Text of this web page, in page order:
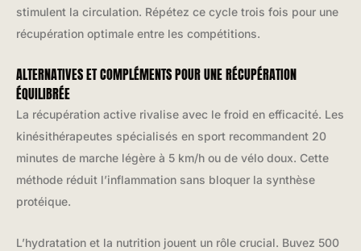
stimulent la circulation. Répétez ce cycle trois fois pour une
récupération optimale entre les compétitions.
ALTERNATIVES ET COMPLÉMENTS POUR UNE RÉCUPÉRATION
ÉQUILIBRÉE
La récupération active rivalise avec le froid en efficacité. Les
kinésithérapeutes spécialisés en sport recommandent 20
minutes de marche légère à 5 km/h ou de vélo doux. Cette
méthode réduit l’inflammation sans bloquer la synthèse
protéique.
L’hydratation et la nutrition jouent un rôle crucial. Buvez 500